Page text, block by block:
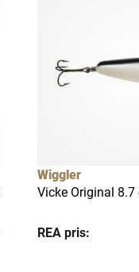
Wiggler
Vicke Original
REA pris: